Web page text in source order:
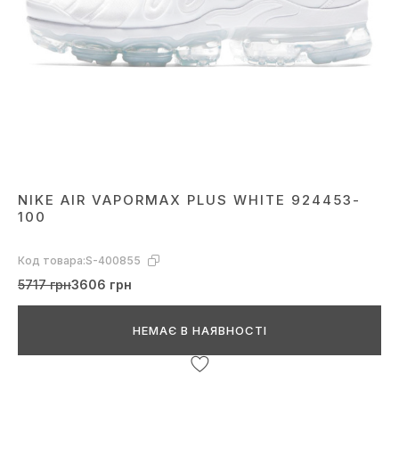
NIKE AIR VAPORMAX PLUS WHITE 924453-
100
Код товара:S-400855
5717 грн3606 грн
НЕМАЄ В НАЯВНОСТІ